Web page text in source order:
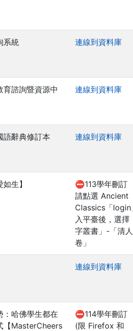
系統 連線到資料庫
育諮詢暨資源中
連線到資料庫
語辭典修訂本 連線到資料庫
生】
⛔113學年刪訂
請點選 Ancient
Classics「login
入平臺後，選擇
字叢書」-「清
卷」
連線到資料庫
：哈佛學生都在
【MasterCheers
⛔114學年刪訂
(限 Firefox 和